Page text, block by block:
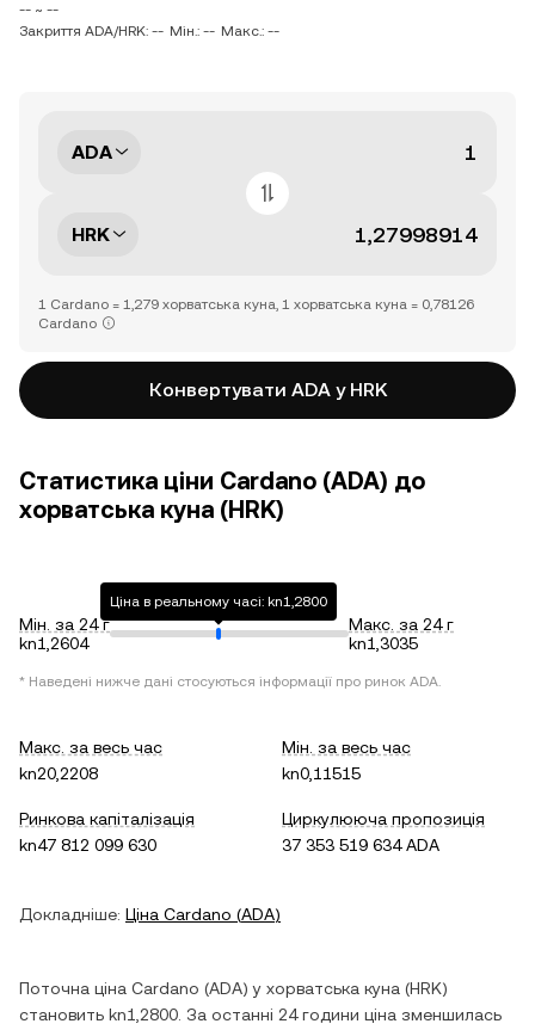
-- ~ --
Закриття ADA/HRK: -- Мін.: -- Макс.: --
ADA
HRK
1 Cardano = 1,279 хорватська куна, 1 хорватська куна = 0,78126
Cardano
Конвертувати ADA у HRK
Статистика ціни Cardano (ADA) до
хорватська куна (HRK)
Мін. за 24 г
kn1,2604
Ціна в реальному часі: kn1,2800
Макс. за 24 г
kn1,3035
* Наведені нижче дані стосуються інформації про ринок ADA.
Макс. за весь час
kn20,2208
Мін. за весь час
kn0,11515
Ринкова капіталізація
kn47 812 099 630
Циркулююча пропозиція
37 353 519 634 ADA
Докладніше: Ціна Cardano (ADA)
Поточна ціна Cardano (ADA) у хорватська куна (HRK)
становить kn1,2800 . За останні 24 години ціна зменшилась